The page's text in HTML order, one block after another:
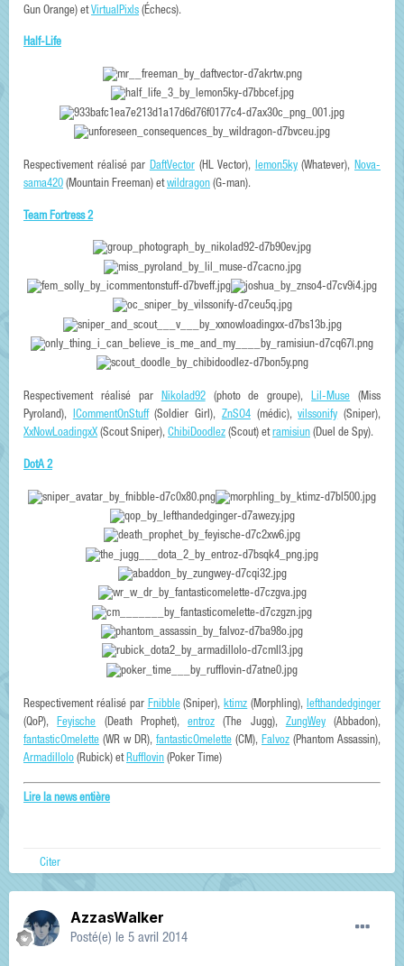
Gun Orange) etVirtualPixls (Échecs).
Half-Life
Respectivement réalisé par DaftVector(HL Vector), lemon5ky(Whatever), Nova-
sama420 (Mountain Freeman) etwildragon (G-man).
Team Fortress 2
Respectivement réalisé par Nikolad92(photo de groupe),Lil-Muse (Miss
Pyroland), ICommentOnStuff(Soldier Girl), ZnSO4(médic),vilssonify (Sniper),
XxNowLoadingxX (Scout Sniper), ChibiDoodlez (Scout) etramisiun (Duel de Spy).
DotA 2
Respectivement réalisé par Fnibble(Sniper),ktimz (Morphling),lefthandedginger
(QoP),Feyische (Death Prophet), entroz (The Jugg), ZungWey(Abbadon),
fantasticOmelette (WR w DR), fantasticOmelette (CM), Falvoz (Phantom Assassin),
Armadillolo (Rubick) etRufflovin (Poker Time)
Lire la news entière
Citer
AzzasWalker
Posté(e) le 5 avril 2014